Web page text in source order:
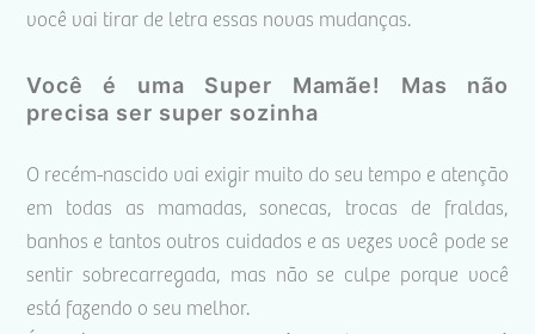
você vai tirar de letra essas novas mudanças.
Você é uma Super Mamãe! Mas não
precisa ser super sozinha
O recém-nascido vai exigir muito do seu tempo e atenção
em todas as mamadas, sonecas, trocas de fraldas,
banhos e tantos outros cuidados e as vezes você pode se
sentir sobrecarregada, mas não se culpe porque você
está fazendo o seu melhor.